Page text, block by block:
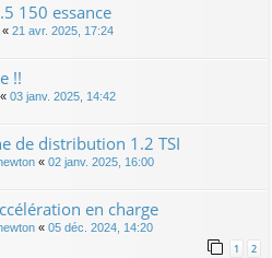
150 essance
« 21 avr. 2025, 17:24
!!
« 03 janv. 2025, 14:42
de distribution 1.2 TSI
« 02 janv. 2025, 16:00
en charge
« 05 déc. 2024, 14:20
1 2